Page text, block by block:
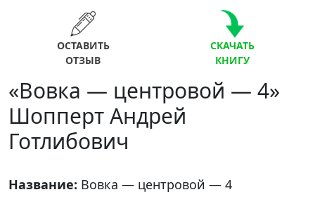
ОСТАВИТЬ
ОТЗЫВ
СКАЧАТЬ
КНИГУ
«Вовка — центровой — 4»
Шопперт Андрей
Готлибович
Название: Вовка — центровой — 4